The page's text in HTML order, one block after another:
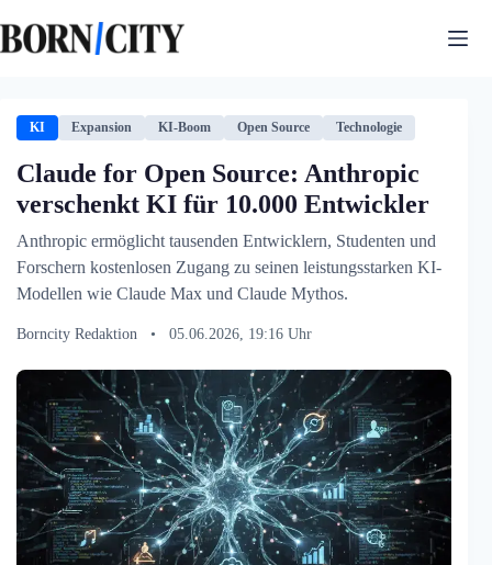
Inhalt
springen
KI Expansion KI-Boom Open Source Technologie
Claude for Open Source: Anthropic
verschenkt KI für 10.000 Entwickler
Anthropic ermöglicht tausenden Entwicklern, Studenten und
Forschern kostenlosen Zugang zu seinen leistungsstarken KI-
Modellen wie Claude Max und Claude Mythos.
Borncity Redaktion • 05.06.2026, 19:16 Uhr